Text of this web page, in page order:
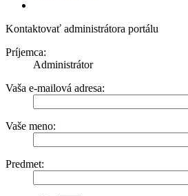
Kontaktovať administrátora portálu
Príjemca:
Administrátor
Vaša e-mailová adresa:
Vaše meno:
Predmet: